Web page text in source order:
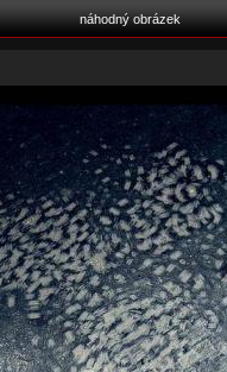
náhodný obrázek